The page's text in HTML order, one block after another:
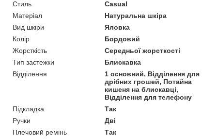
Стиль
Casual
Матеріал
Натуральна шкіра
Вид шкіри
Яловка
Колір
Бордовий
Жорсткість
Середньої жорсткості
Тип застежки
Блискавка
Відділення
1 основний, Відділення для
дрібних грошей, Потайна
кишеня на блискавці,
Відділення для телефону
Підкладка
Так
Ручки
Дві
Плечовий ремінь
Так